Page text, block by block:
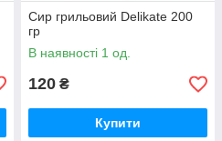
Cир грильовий Delikate 200
гр
В наявності 1 од.
120 ₴
Купити